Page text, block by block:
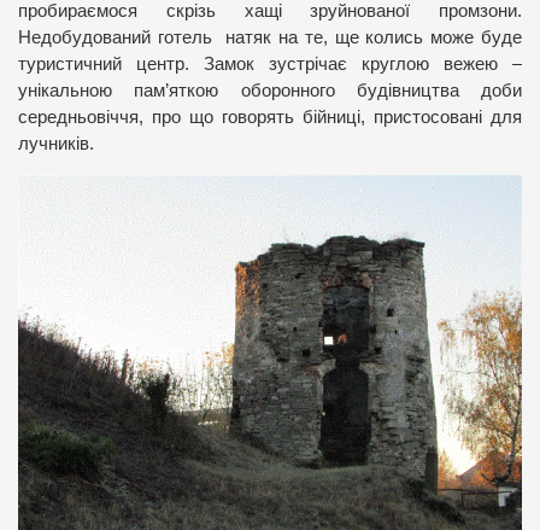
пробираємося скрізь хащі зруйнованої промзони.
Недобудований готель натяк на те, ще колись може буде
туристичний центр. Замок зустрічає круглою вежею –
унікальною пам’яткою оборонного будівництва доби
середньовіччя, про що говорять бійниці, пристосовані для
лучників.